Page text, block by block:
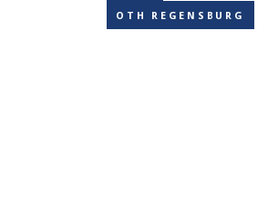
OTH REGENSBURG